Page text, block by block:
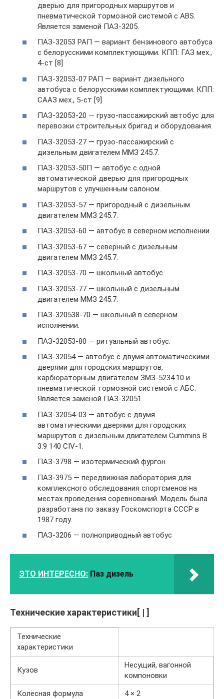
дверью для пригородных маршрутов и
пневматической тормозной системой с ABS.
Является заменой ПАЗ-3205.
ПАЗ-32053 РАП — вариант бензинового автобуса
с белорусскими комплектующими. КПП: ГАЗ мех.,
4-ст [8]
ПАЗ-32053-07 РАП — вариант дизельного
автобуса с белорусскими комплектующими. КПП:
СААЗ мех., 5-ст [9]
ПАЗ-32053-20 — грузо-пассажирский автобус для
перевозки строительных бригад и оборудования.
ПАЗ-32053-27 — грузо-пассажирский с
дизельным двигателем ММЗ 245.7.
ПАЗ-32053-50П — автобус с одной
автоматической дверью для пригородных
маршрутов с улучшенным салоном.
ПАЗ-32053-57 — пригородный с дизельным
двигателем ММЗ 245.7.
ПАЗ-32053-60 — автобус в северном исполнении.
ПАЗ-32053-67 — северный с дизельным
двигателем ММЗ 245.7.
ПАЗ-32053-70 — школьный автобус.
ПАЗ-32053-77 — школьный с дизельным
двигателем ММЗ 245.7.
ПАЗ-320538-70 — школьный в северном
исполнении.
ПАЗ-32053-80 — ритуальный автобус.
ПАЗ-32054 — автобус с двумя автоматическими
дверями для городских маршрутов,
карбюраторным двигателем ЗМЗ-5234.10 и
пневматической тормозной системой с АБС.
Является заменой ПАЗ-32051.
ПАЗ-32054-03 — автобус с двумя
автоматическими дверями для городских
маршрутов с дизельным двигателем Cummins B
3.9 140 CIV-1.
ПАЗ-3798 — изотермический фургон.
ПАЗ-3975 — передвижная лаборатория для
комплексного обследования спортсменов на
местах проведения соревнований. Модель была
разработана по заказу Госкомспорта СССР в
1987 году.
ПАЗ-3206 — полноприводный автобус
ЭТО ИНТЕРЕСНО: Паз дизель
Технические характеристики[ | ]
Технические
характеристики
Кузов
Несущий, вагонной
компоновки
Колёсная формула
4 × 2